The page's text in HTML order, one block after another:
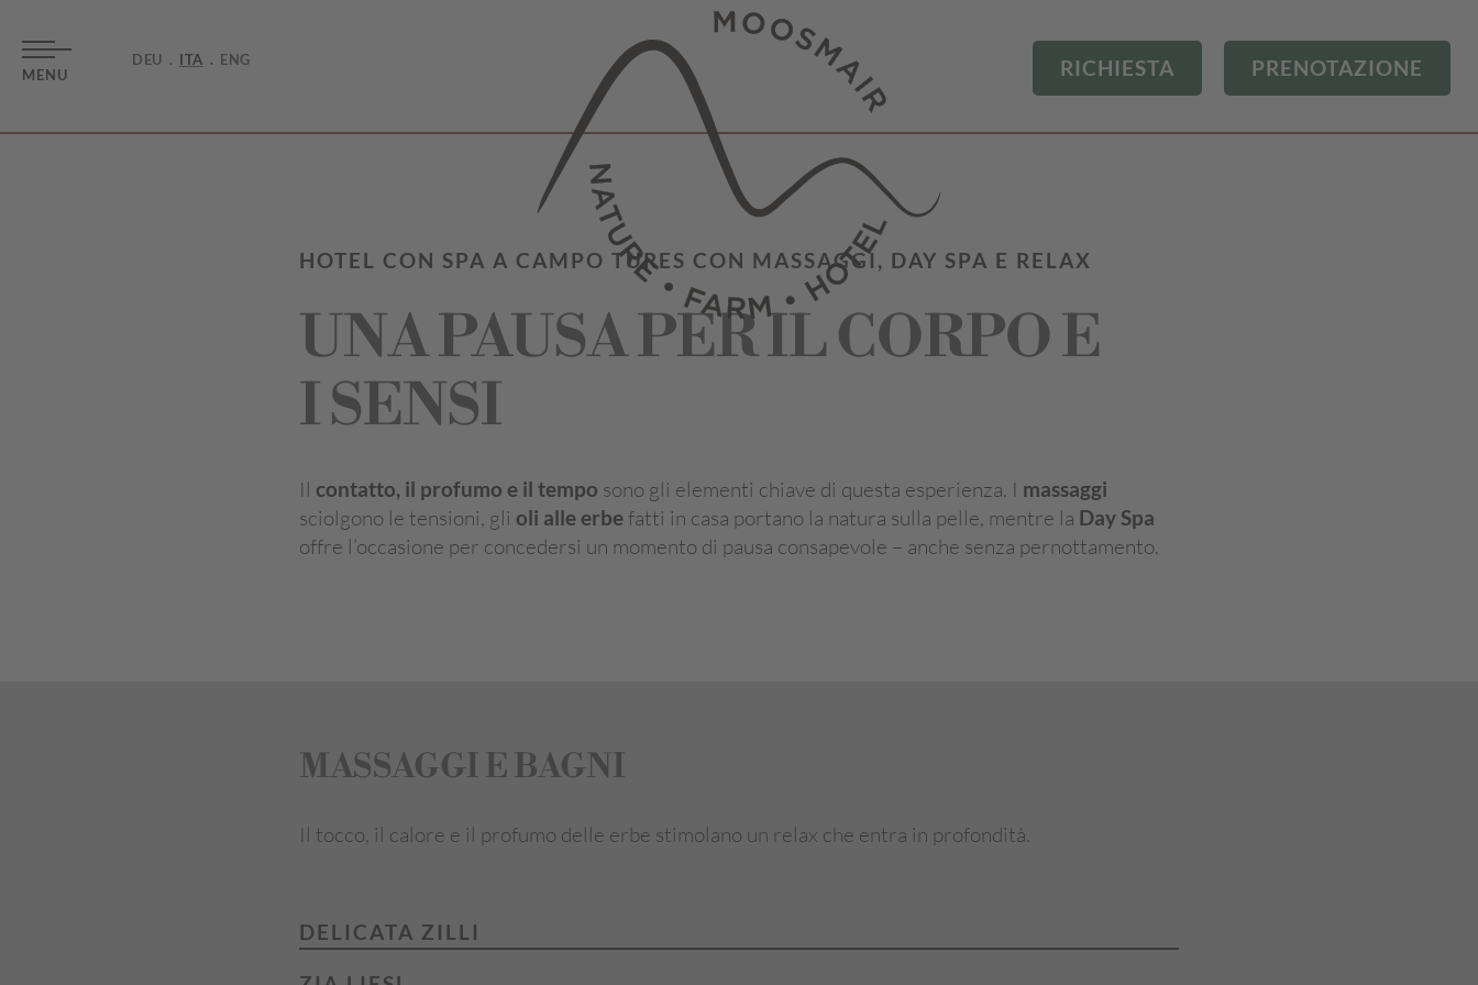
MENU RICHIESTA PRENOTAZIONE
DEU ITA ENG
HOTEL CON SPA A CAMPO TURES CON MASSAGGI, DAY SPA E RELAX
UNA PAUSA PER IL CORPO E
I SENSI
Il contatto, il profumo e il tempo sono gli elementi chiave di questa esperienza. I massaggi
sciolgono le tensioni, gli oli alle erbe fatti in casa portano la natura sulla pelle, mentre la Day Spa
offre l’occasione per concedersi un momento di pausa consapevole – anche senza pernottamento.
MASSAGGI E BAGNI
Il tocco, il calore e il profumo delle erbe stimolano un relax che entra in profondità.
DELICATA ZILLI